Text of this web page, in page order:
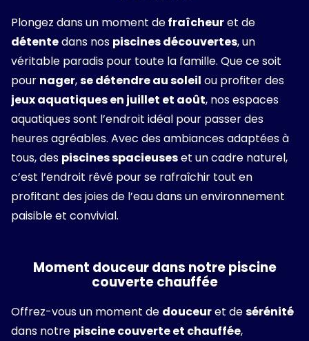
Plongez dans un moment defraîcheuret de
détentedans nos piscines découvertes, un
véritable paradis pour toute la famille. Que ce soit
pour nager,se détendre au soleil ou profiter des
jeux aquatiques en juillet et août, nos espaces
aquatiques sont l’endroit idéal pour passer des
heures agréables. Avec des ambiances adaptées à
tous, des piscines spacieuseset un cadre naturel,
c’est l’endroit rêvé pour se rafraîchir tout en
profitant des joies de l’eau dans un environnement
paisible et convivial.
Moment douceur dans notre piscine
couverte chauffée
Offrez-vous un moment de douceuret desérénité
dans notre piscine couverte et chauffée,